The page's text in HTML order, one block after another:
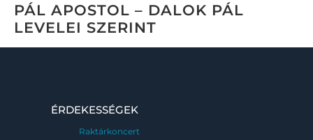
PÁL APOSTOL – DALOK PÁL
LEVELEI SZERINT
ÉRDEKESSÉGEK
Raktárkoncert